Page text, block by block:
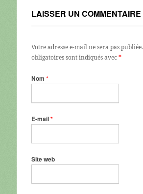
LAISSER UN COMMENTAIRE
Votre adresse e-mail ne sera pas publiée.
obligatoires sont indiqués avec*
Nom *
E-mail*
Site web